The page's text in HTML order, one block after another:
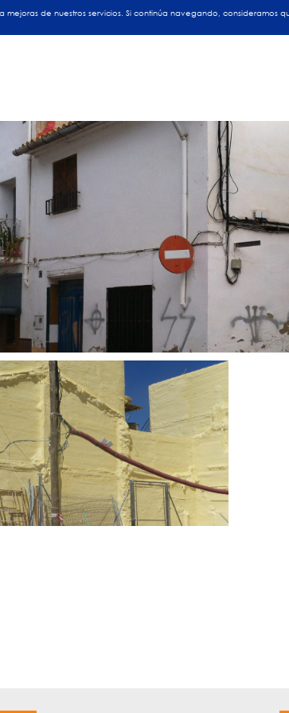
de nuestros servicios. Si continúa navegando, consideramos
INICIO EMPRESA OBRAS